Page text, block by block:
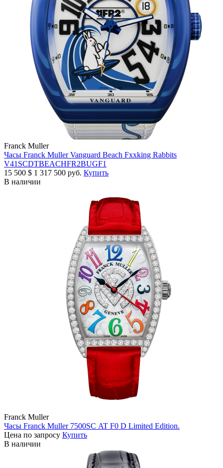
Franck Muller
Часы Franck Muller Vanguard Beach Fxxking Rabbits
V41SCDTBEACHFR2BUGF1
15 500 $ 1 317 500 руб. Купить
В наличии
Franck Muller
Часы Franck Muller 7500SC AT F0 D Limited Edition.
Цена по запросу Купить
В наличии